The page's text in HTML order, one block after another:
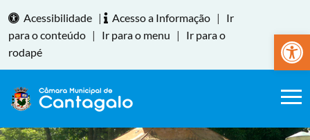
Abrir
Acessibilidade | Acesso a Informação |
Ir
para o conteúdo | Ir para o menu |
Ir para o
rodapé